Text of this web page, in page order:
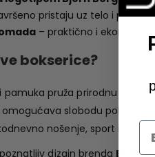
pristaju uz telo i
– praktično i
bokserice?
pamuka pruža prirodnu
slobodu pokreta
nošenje, sport i
dizajn brenda Björn